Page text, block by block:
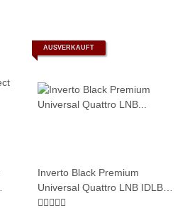
AUSVERKAUFT
Inverto Black Premium
Universal Quattro LNB IDLB-
QUTL40-PREMU-OPP